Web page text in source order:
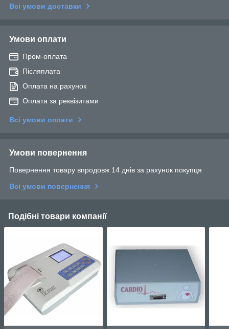
Всі умови доставки
Умови оплати
Пром-оплата
Післяплата
Оплата на рахунок
Оплата за реквізитами
Всі умови оплати
Умови повернення
Повернення товару впродовж 14 днів за рахунок покупця
Всі умови повернення
Подібні товари компанії